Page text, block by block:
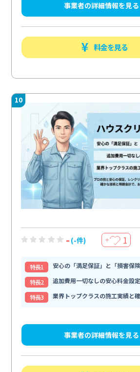
事業者の詳細情報を見る
料金を見る
10
- (-件) ＋ 1
特⻑1
安心の「満足保証」と「損害保険
特⻑2
追加費用一切なしの安心料金設定
特⻑3
業界トップクラスの施工実績と
事業者の詳細情報を見る